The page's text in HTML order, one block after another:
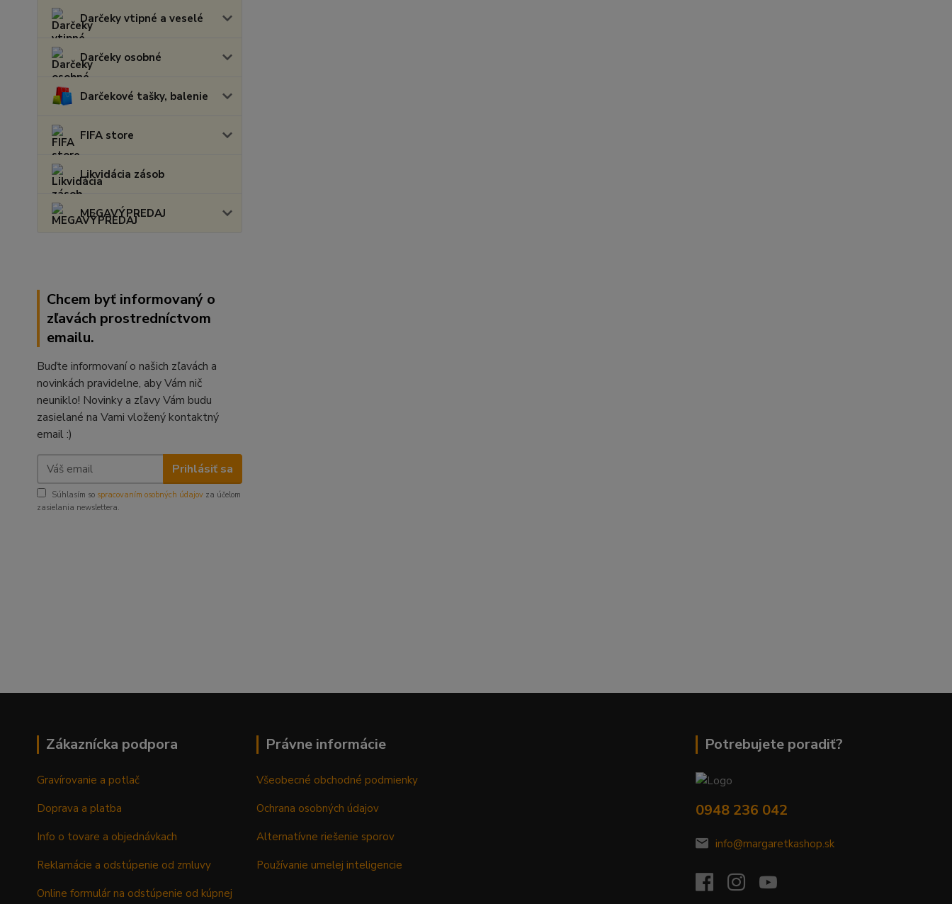
Darčeky vtipné a veselé
Darčeky osobné
Darčekové tašky, balenie
FIFA store
Likvidácia zásob
MEGAVÝPREDAJ
Chcem byť informovaný o
zľavách prostredníctvom
emailu.
Buďte informovaní o našich zľavách a
novinkách pravidelne, aby Vám nič
neuniklo! Novinky a zľavy Vám budu
zasielané na Vami vložený kontaktný
email :)
Prihlásiť sa
Súhlasím so spracovaním osobných údajov za účelom
zasielania newslettera.
Zákaznícka podpora
Gravírovanie a potlač
Doprava a platba
Info o tovare a objednávkach
Reklamácie a odstúpenie od zmluvy
Online formulár na odstúpenie od kúpnej
Právne informácie
Všeobecné obchodné podmienky
Ochrana osobných údajov
Alternatívne riešenie sporov
Používanie umelej inteligencie
Potrebujete poradiť?
0948 236 042
info@margaretkashop.sk